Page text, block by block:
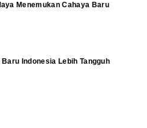
Menemukan Cahaya Baru
Indonesia Lebih Tangguh